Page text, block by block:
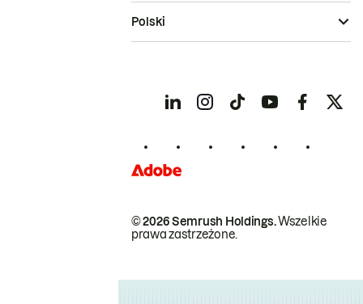
© 2026 Semrush Holdings.Wszelkie
prawa zastrzeżone.
Polski